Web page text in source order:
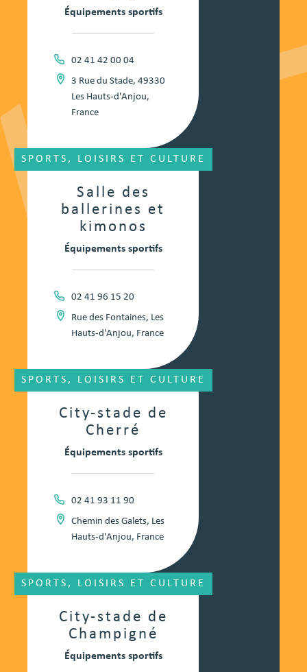
Équipements sportifs
02 41 42 00 04
3 Rue du Stade, 49330
Les Hauts-d'Anjou,
France
Salle des
ballerines et
kimonos
SPORTS, LOISIRS ET CULTURE
Équipements sportifs
02 41 96 15 20
Rue des Fontaines, Les
Hauts-d'Anjou, France
City-stade de
Cherré
SPORTS, LOISIRS ET CULTURE
Équipements sportifs
02 41 93 11 90
Chemin des Galets, Les
Hauts-d'Anjou, France
City-stade de
Champigné
SPORTS, LOISIRS ET CULTURE
Équipements sportifs